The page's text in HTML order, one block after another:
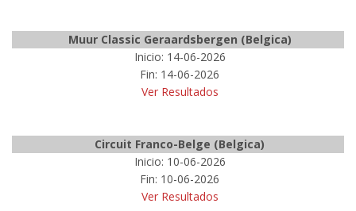
Muur Classic Geraardsbergen (Belgica)
Inicio: 14-06-2026
Fin: 14-06-2026
Ver Resultados
Circuit Franco-Belge (Belgica)
Inicio: 10-06-2026
Fin: 10-06-2026
Ver Resultados